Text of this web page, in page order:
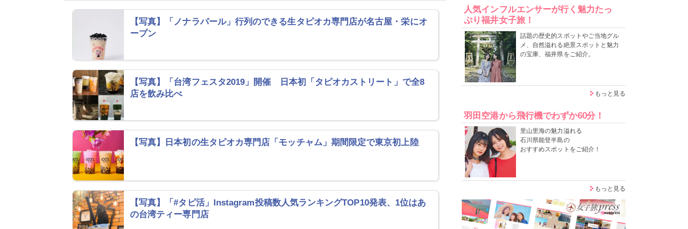
【写真】「ノナラパール」行列のできる生タピオカ専門店が名古屋・栄にオ
ープン
【写真】「台湾フェスタ2019」開催 日本初「タピオカストリート」で全8
店を飲み比べ
【写真】日本初の生タピオカ専門店「モッチャム」期間限定で東京初上陸
【写真】「#タピ活」Instagram投稿数人気ランキングTOP10発表、1位はあ
の台湾ティー専門店
人気インフルエンサーが行く魅力たっ
ぷり福井女子旅！
話題の歴史的スポットやご当地グル
メ、自然溢れる絶景スポットと魅力
の宝庫、福井県をご紹介。
もっと見る
羽田空港から飛行機でわずか60分！
里山里海の魅力溢れる
石川県能登半島の
おすすめスポットをご紹介！
もっと見る